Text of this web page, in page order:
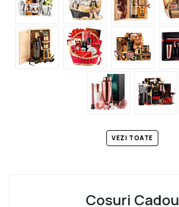
Cosuri Cadou
VEZI TOATE